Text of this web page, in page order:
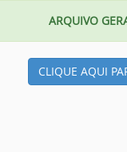
ARQUIVO
CLIQUE AQUI